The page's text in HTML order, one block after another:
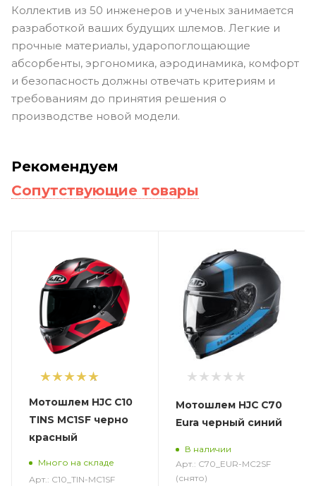
Коллектив из 50 инженеров и ученых занимается
разработкой ваших будущих шлемов. Легкие и
прочные материалы, ударопоглощающие
абсорбенты, эргономика, аэродинамика, комфорт
и безопасность должны отвечать критериям и
требованиям до принятия решения о
производстве новой модели.
Рекомендуем
Сопутствующие товары
1
Мотошлем HJC C10
TINS MC1SF черно
красный
Много на складе
Арт.: C10_TIN-MC1SF
Мотошлем HJC C70
Eura черный синий
В наличии
Арт.: C70_EUR-MC2SF
(снято)